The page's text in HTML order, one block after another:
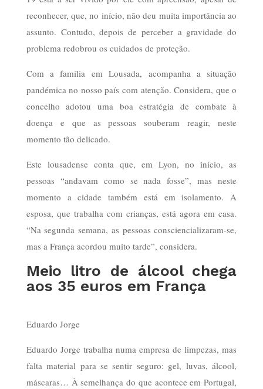
reconhecer, que, no início, não deu muita importância ao
assunto. Contudo, depois de perceber a gravidade do
problema redobrou os cuidados de proteção.
Com a família em Lousada, acompanha a situação
pandémica no nosso país com atenção. Considera, que o
concelho adotou uma boa estratégia de combate à
doença e que as pessoas souberam reagir, neste
momento tão delicado.
Este lousadense conta que, em Lyon, no início, as
pessoas “andavam como se nada fosse”, mas neste
momento a cidade também está em isolamento. A
esposa, que trabalha com crianças, está agora em casa.
“Na segunda semana, as pessoas consciencializaram-se,
mas a França acordou muito tarde”, considera.
Meio litro de álcool chega
aos 35 euros em França
Eduardo Jorge
Eduardo Jorge trabalha numa empresa de limpezas, mas
falta material para se sentir seguro: gel, luvas, álcool,
máscaras… À semelhança do que acontece em Portugal,